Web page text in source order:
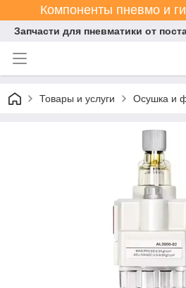
Компоненты пневмо и
Запчасти для пневматики от
Товары и услуги Осушка и